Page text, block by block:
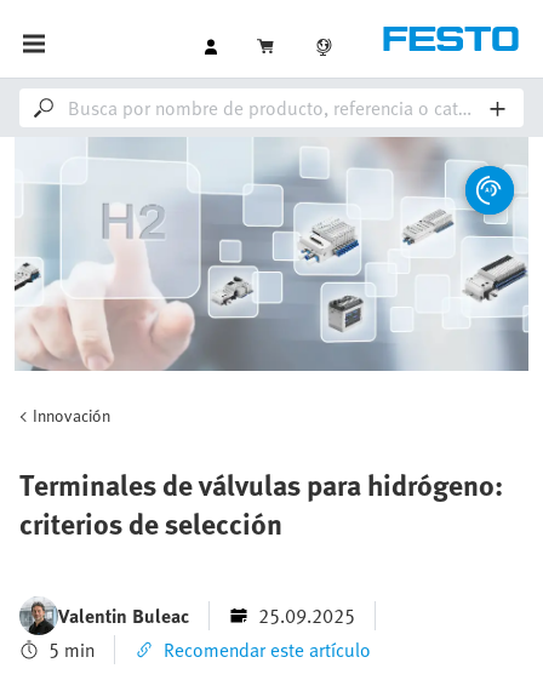
Innovación
Terminales de válvulas para hidrógeno:
criterios de selección
Valentin Buleac
25.09.2025
5 min
Recomendar este artículo